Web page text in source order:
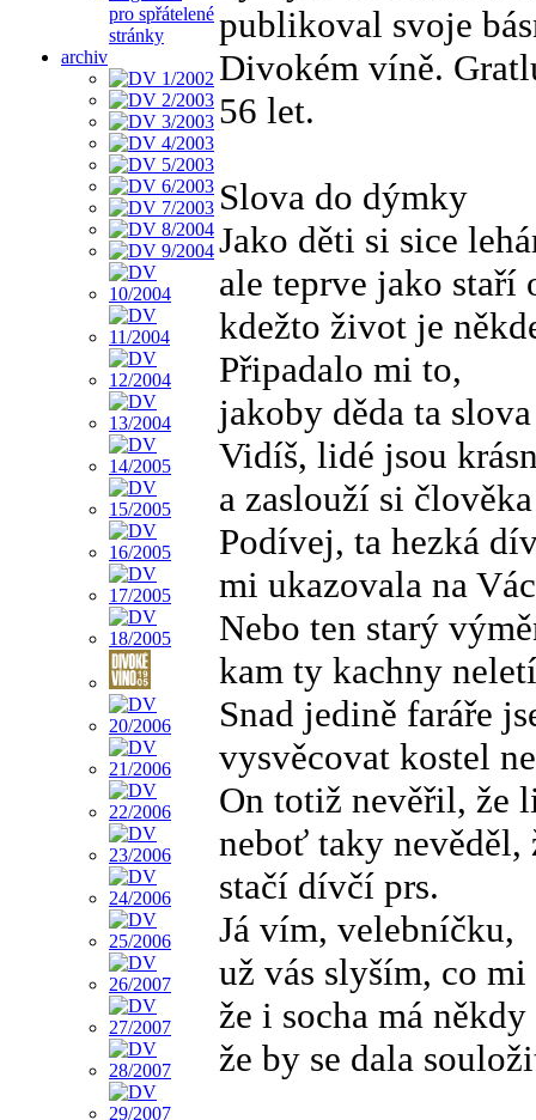
pro spřátelené
stránky
archiv
publikoval svoje
Divokém víně.
56 let.
Slova do dýmky
Jako děti si sice
ale teprve jako staří
kdežto život je
Připadalo mi to,
jakoby děda ta
Vidíš, lidé jsou
a zaslouží si
Podívej, ta hezká
mi ukazovala na
Nebo ten starý
kam ty kachny
Snad jedině faráře
vysvěcovat kostel
On totiž nevěřil, že
neboť taky nevěděl,
stačí dívčí prs.
Já vím, velebníčku,
už vás slyším, co mi
že i socha má
že by se dala